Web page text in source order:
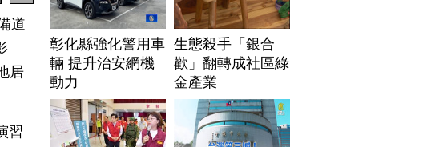
道
居
習
彰化縣強化警用車
輛 提升治安網機
動力
生態殺手「銀合
歡」翻轉成社區綠
金產業